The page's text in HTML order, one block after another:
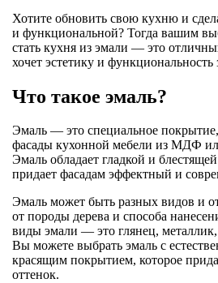
Хотите обновить свою кухню и
и функциональной? Тогда вашим
стать кухня из эмали — это
хочет эстетику и
Что такое эмаль?
Эмаль — это специальное
фасады кухонной мебели из МДФ
Эмаль обладает гладкой и
придает фасадам эффектный и
Эмаль может быть разных видов и
от породы дерева и способа
виды эмали — это глянец,
Вы можете выбрать эмаль с
красящим покрытием, которое
оттенок.